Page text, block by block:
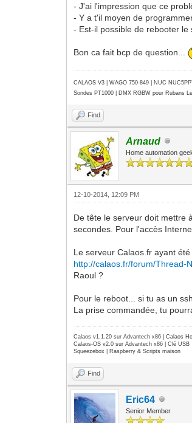
- J'ai l'impression que ce
- Y a t'il moyen de
- Est-il possible de rebooter
Bon ca fait bcp de question...
CALAOS V3 | WAGO 750-849 | NUC
Sondes PT1000 | DMX RGBW pour Rubans
Find
Arnaud
Home automation
12-10-2014, 12:09 PM
De tête le serveur doit mettre
secondes. Pour l'accès
Le serveur Calaos.fr ayant
http://calaos.fr/forum/Thread-
Raoul ?
Pour le reboot... si tu as un
La prise commandée, tu
Calaos v1.1.20 sur Advantech x86 | Calaos
Calaos-OS v2.0 sur Advantech x86 | Clé USB
Squeezebox | Raspberry & Scripts maison
Find
Eric64
Senior Member